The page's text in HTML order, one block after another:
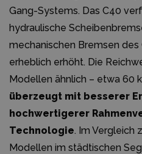
Gang-Systems. Das C40
hydraulische
mechanischen Bremsen des
erheblich erhöht. Die
Modellen ähnlich – etwa 60
überzeugt mit besserer
hochwertigerer
Technologie. Im Vergleich
Modellen im städtischen